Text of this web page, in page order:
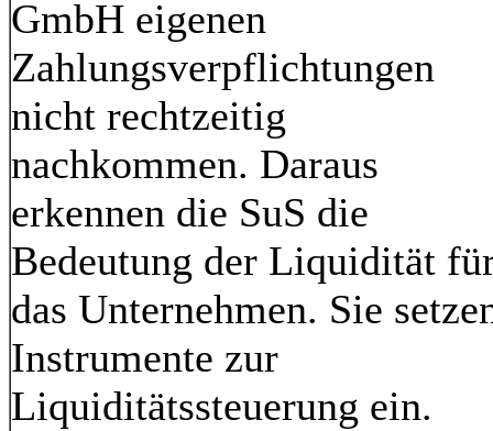
GmbH eigenen
Zahlungsverpflichtungen
nicht rechtzeitig
nachkommen. Daraus
erkennen die SuS die
Bedeutung der Liquidität
das Unternehmen. Sie
Instrumente zur
Liquiditätssteuerung ein.